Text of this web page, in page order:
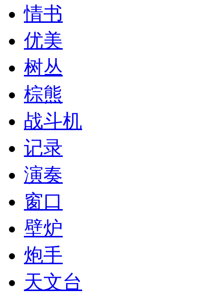
情书
优美
树丛
棕熊
战斗机
记录
演奏
窗口
壁炉
炮手
天文台